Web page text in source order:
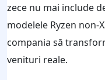
zece nu mai include
modelele Ryzen non-
compania să
venituri reale.